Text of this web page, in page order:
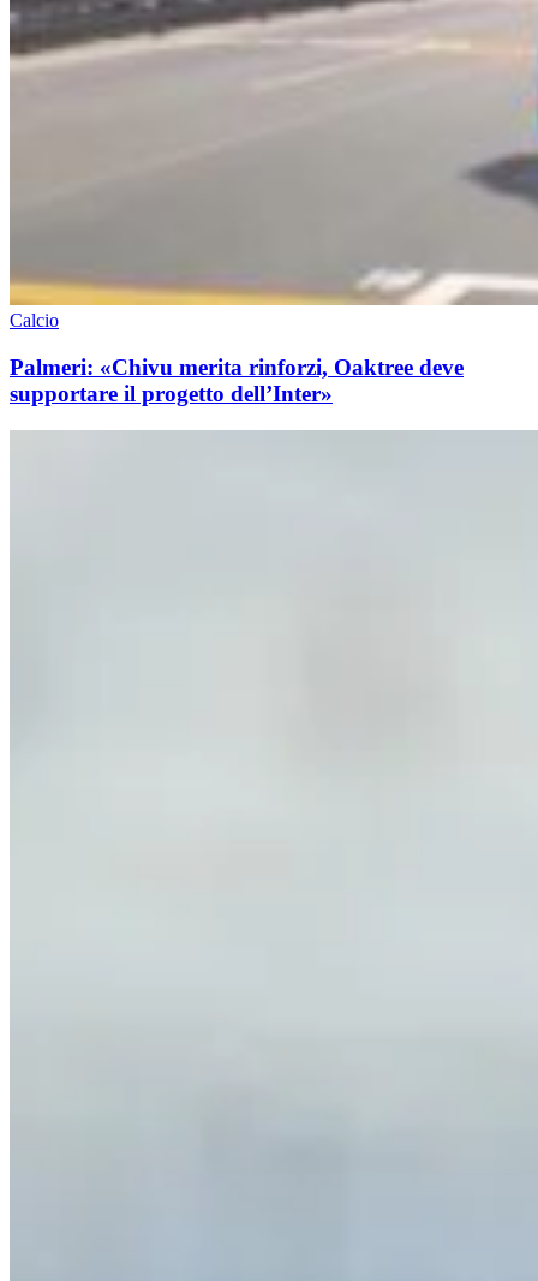
Calcio
Palmeri: «Chivu merita rinforzi, Oaktree deve
supportare il progetto dell’Inter»